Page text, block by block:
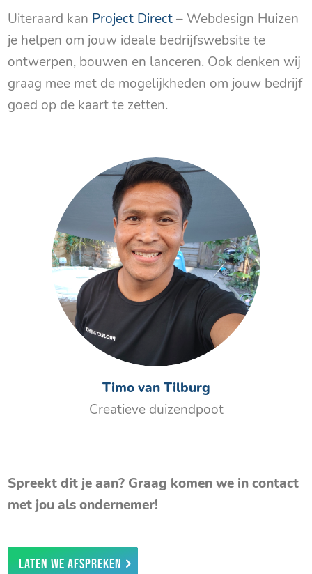
Uiteraard kan Project Direct– Webdesign Huizen
je helpen om jouw ideale bedrijfswebsite te
ontwerpen, bouwen en lanceren. Ook denken wij
graag mee met de mogelijkheden om jouw bedrijf
goed op de kaart te zetten.
Timo van Tilburg
Creatieve duizendpoot
Spreekt dit je aan? Graag komen we in contact
met jou als ondernemer!
Laten we afspreken